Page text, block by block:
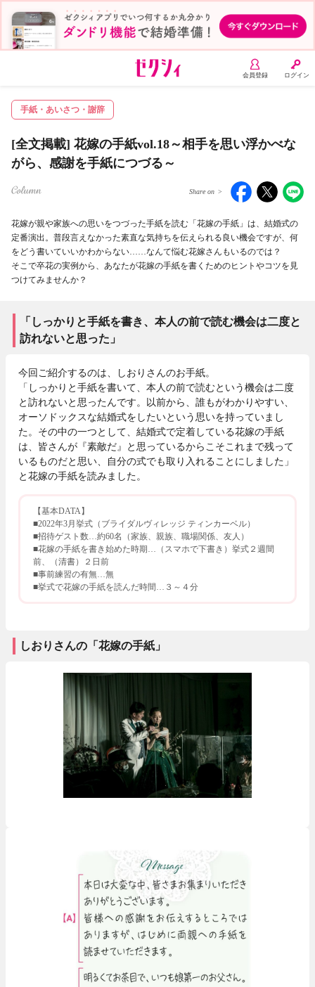
会員登録 ログイン
手紙・あいさつ・謝辞
[全文掲載] 花嫁の手紙vol.18～相手を思い浮かべな
がら、感謝を手紙につづる～
Share on >
ook
er
花嫁が親や家族への思いをつづった手紙を読む「花嫁の手紙」は、結婚式の
定番演出。普段言えなかった素直な気持ちを伝えられる良い機会ですが、何
をどう書いていいかわからない……なんて悩む花嫁さんもいるのでは？
そこで卒花の実例から、あなたが花嫁の手紙を書くためのヒントやコツを見
つけてみませんか？
「しっかりと手紙を書き、本人の前で読む機会は二度と
訪れないと思った」
今回ご紹介するのは、しおりさんのお手紙。
「しっかりと手紙を書いて、本人の前で読むという機会は二度
と訪れないと思ったんです。以前から、誰もがわかりやすい、
オーソドックスな結婚式をしたいという思いを持っていまし
た。その中の一つとして、結婚式で定着している花嫁の手紙
は、皆さんが『素敵だ』と思っているからこそこれまで残って
いるものだと思い、自分の式でも取り入れることにしました」
と花嫁の手紙を読みました。
【基本DATA】
■2022年3月挙式（ブライダルヴィレッジ ティンカーベル）
■招待ゲスト数…約60名（家族、親族、職場関係、友人）
■花嫁の手紙を書き始めた時期…（スマホで下書き）挙式２週間
前、（清書）２日前
■事前練習の有無…無
■挙式で花嫁の手紙を読んだ時間…３～４分
しおりさんの「花嫁の手紙」